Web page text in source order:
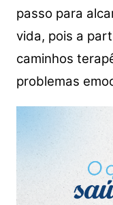
passo para
vida, pois a
caminhos
problemas